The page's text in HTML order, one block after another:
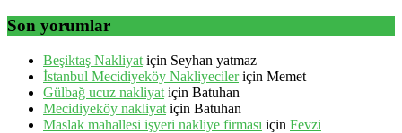
Son yorumlar
Beşiktaş Nakliyat için Seyhan yatmaz
İstanbul Mecidiyeköy Nakliyecileriçin Memet
Gülbağ ucuz nakliyat için Batuhan
Mecidiyeköy nakliyat için Batuhan
Maslak mahallesi işyeri nakliye firması için Fevzi